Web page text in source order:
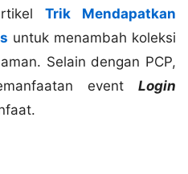
Trik Mendapatkan
untuk menambah koleksi
Selain dengan PCP,
event Login